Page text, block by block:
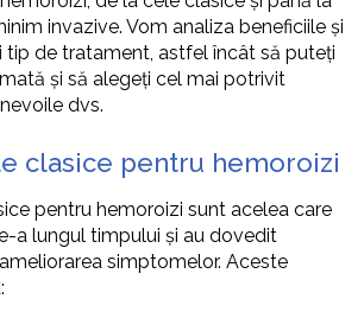
invazive. Vom analiza beneficiile și
tip de tratament, astfel încât să puteți
și să alegeți cel mai potrivit
dvs.
clasice pentru hemoroizi
pentru hemoroizi sunt acelea care
a lungul timpului și au dovedit
simptomelor. Aceste